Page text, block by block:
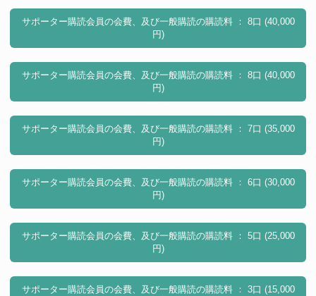
サポーター購読会員の会費、及び一般購読の購読料 ： 8口 (40,000
円)
サポーター購読会員の会費、及び一般購読の購読料 ： 8口 (40,000
円)
サポーター購読会員の会費、及び一般購読の購読料 ： 7口 (35,000
円)
サポーター購読会員の会費、及び一般購読の購読料 ： 6口 (30,000
円)
サポーター購読会員の会費、及び一般購読の購読料 ： 5口 (25,000
円)
サポーター購読会員の会費、及び一般購読の購読料 ： 3口 (15,000